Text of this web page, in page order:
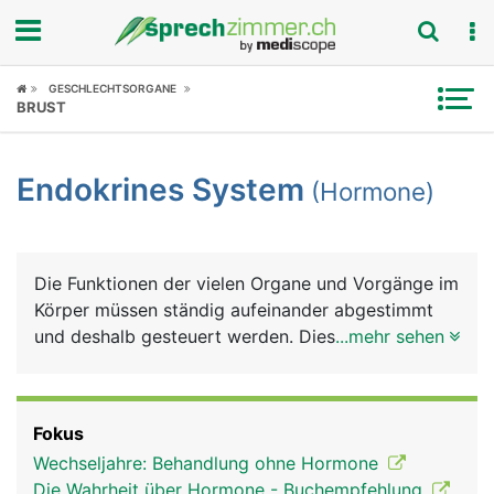
Fokus
Symptome
News
Rubriken
GESCHLECHTSORGANE
BRUST
Endokrines System (Hormone)
Die Funktionen der vielen Organe und Vorgänge im
Körper müssen ständig aufeinander abgestimmt
und deshalb gesteuert werden. Diese Steuerungen,
reichen, übernehmen weit über 30 verschiedene
Hormone (chemische Botenstoffe), die von
...mehr sehen
Fokus
Wechseljahre: Behandlung ohne Hormone
Die Wahrheit über Hormone - Buchempfehlung